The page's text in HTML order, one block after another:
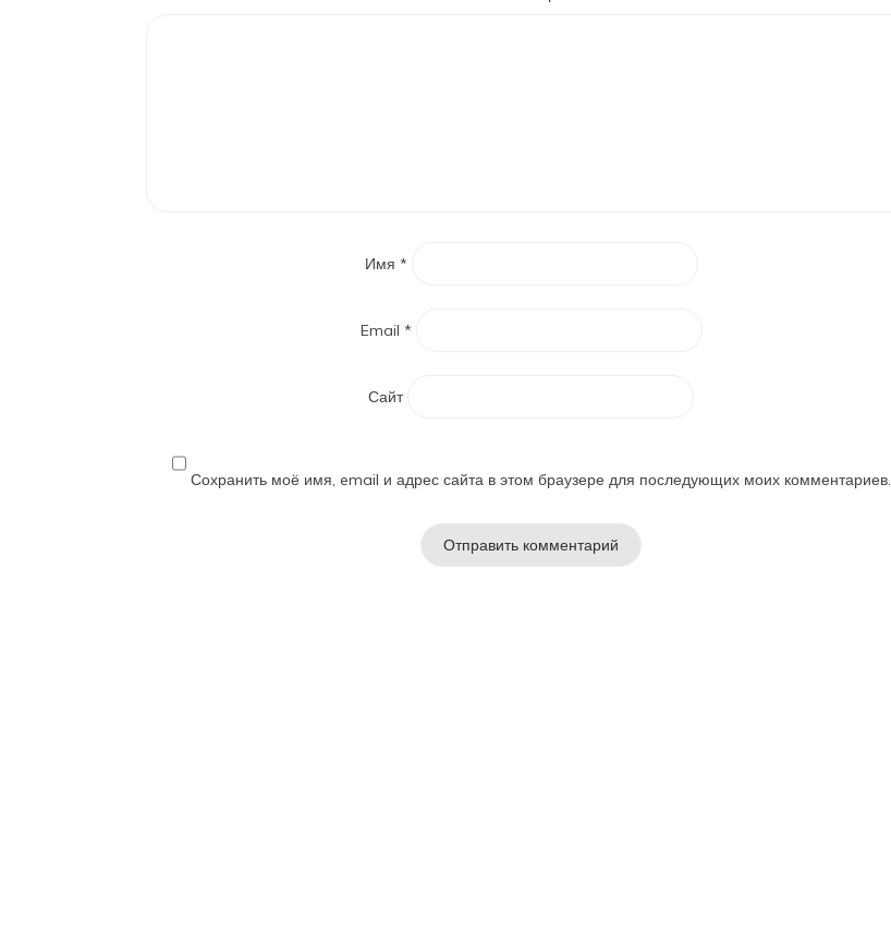
Имя *
Email *
Сайт
Сохранить моё имя, email и адрес сайта в этом браузере для последующих моих комментариев.